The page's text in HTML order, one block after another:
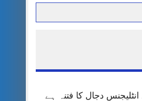
انٹلیجنس دجال کا فتنہ ہے